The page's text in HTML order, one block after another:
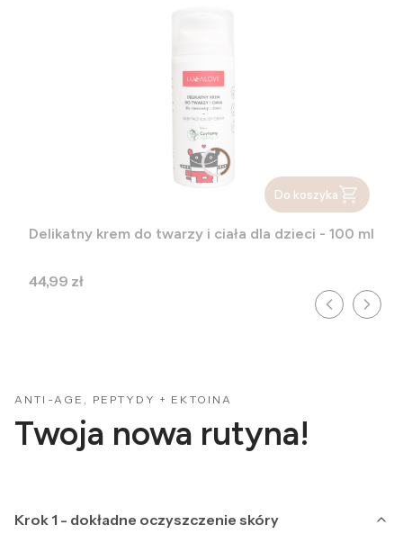
Do koszyka
Delikatny krem do twarzy i ciała dla dzieci - 100 ml
Cena
44,99 zł
ANTI-AGE, PEPTYDY + EKTOINA
Twoja nowa rutyna!
Krok 1 - dokładne oczyszczenie skóry